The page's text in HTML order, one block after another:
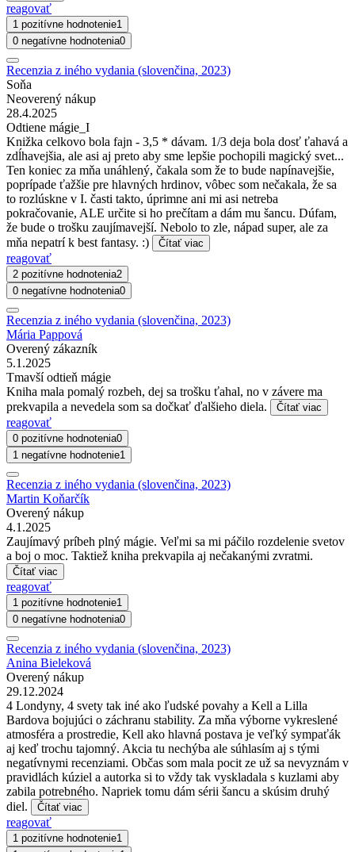
reagovať
1 pozitívne hodnotenie1
0 negatívne hodnotenia0
Recenzia z iného vydania (slovenčina, 2023)
Soňa
Neoverený nákup
28.4.2025
Odtiene mágie_I
Knižka celkovo bola fajn - 3,5 * dávam. 1/3 deja bola dosť ťahavá a
zdĺhavejšia, ale asi aj preto aby sme lepšie pochopili magický svet...
Ten koniec za mňa unáhlený, čakala som že to bude napínavejšie,
poprípade ťažšie pre hlavných hrdinov, vôbec som nečakala, že sa
to rozlúskne v I. časti takto, úprimne ani mi asi netreba
pokračovanie, ALE určite si ho prečítam a dám mu šancu. Dúfam,
že bude o trošku zaujímavejší. Nebolo to zle, nápad super, ale za
mňa nepatrí k best fantasy. :)
Čítať viac
reagovať
2 pozitívne hodnotenia2
0 negatívne hodnotenia0
Recenzia z iného vydania (slovenčina, 2023)
Mária Pappová
Overený zákazník
5.1.2025
Tmavší odtieň mágie
Kniha mala pomalý rozbeh, dej sa trošku ťahal, no v závere ma
prekvapila a nevedela som sa dočkať ďalšieho diela.
Čítať viac
reagovať
0 pozitívne hodnotenia0
1 negatívne hodnotenie1
Recenzia z iného vydania (slovenčina, 2023)
Martin Koňarčík
Overený nákup
4.1.2025
Zaujímavý príbeh plný mágie. Veľmi sa mi páčilo rozdelenie svetov
a boj o moc. Taktiež kniha prekvapila aj nečakanými zvratmi.
Čítať viac
reagovať
1 pozitívne hodnotenie1
0 negatívne hodnotenia0
Recenzia z iného vydania (slovenčina, 2023)
Anina Bieleková
Overený nákup
29.12.2024
4 Londyny, 4 svety tak iné ako ľudské povahy a Kell a Lilla
Bardova bojujúci o záchranu stability. Za mňa výborne vykreslené
atmosféra a prostredie, Kell ako hlavná postava je veľký sympaťák
aj keď trochu tajomný. Akcia tu nechýba ale súhlasím aj s tými
negatívnymi recenziami. Občas som mala pocit ze už sa nevyznám v
pravidlách kúziel a autorka si to vždy tak vyskladala s kuzlami aby
zabila potrebného. Napriek tomu dám sérii šancu a skúsim druhý
diel.
Čítať viac
reagovať
1 pozitívne hodnotenie1